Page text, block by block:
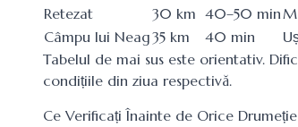
Retezat
30 km 40–50 min
Câmpu lui Neag35 km 40 min
Tabelul de mai sus este orientativ.
condițiile din ziua respectivă.
Ce Verificați Înainte de Orice Drumeție